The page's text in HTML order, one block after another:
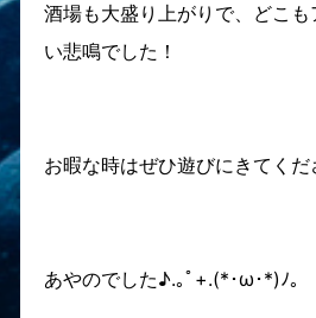
酒場も大盛り上がりで、どこ
い悲鳴でした！
お暇な時はぜひ遊びにきてくだ
あやのでした♪.｡ﾟ+.(*･ω･*)ﾉ｡